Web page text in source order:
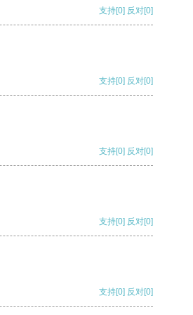
支持[0] 反对[0]
支持[0] 反对[0]
支持[0] 反对[0]
支持[0] 反对[0]
支持[0] 反对[0]